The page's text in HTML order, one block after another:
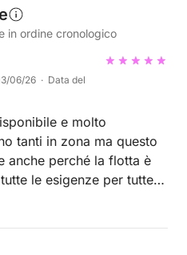
in ordine cronologico
06/26 · Data del
e molto
tanti in zona ma questo
anche perché la flotta è
le esigenze per tutte le